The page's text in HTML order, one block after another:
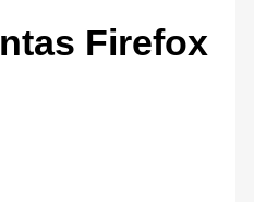
Firefox